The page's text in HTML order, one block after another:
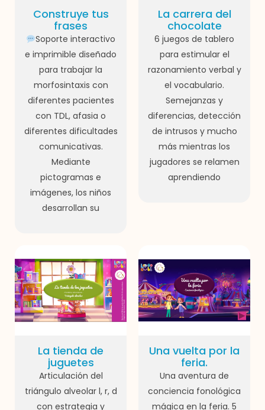
Construye tus
frases
Soporte interactivo
e imprimible diseñado
para trabajar la
morfosintaxis con
diferentes pacientes
con TDL, afasia o
diferentes dificultades
comunicativas.
Mediante
pictogramas e
imágenes, los niños
desarrollan su
La carrera del
chocolate
6 juegos de tablero
para estimular el
razonamiento verbal y
el vocabulario.
Semejanzas y
diferencias, detección
de intrusos y mucho
más mientras los
jugadores se relamen
aprendiendo
La tienda de
juguetes
Articulación del
triángulo alveolar l, r, d
con estrategia y
Una vuelta por la
feria.
Una aventura de
conciencia fonológica
mágica en la feria. 5